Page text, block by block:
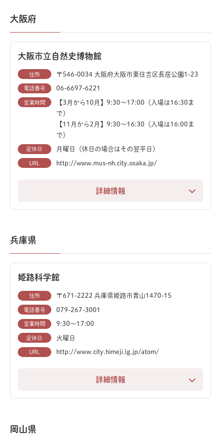
来館者すべてを圧倒します。
そのほか、アロサウルスやプロトケラトプスの貴重な化
石も展示。学びと遊びが融合した、京都の新しい科学拠
大阪府
大阪市立自然史博物館
住所 〒546-0034 大阪府大阪市東住吉区長居公園1-23
電話番号 06-6697-6221
営業時間
【3月から10月】9:30～17:00（入場は16:30ま
で）
【11月から2月】9:30～16:30（入場は16:00ま
で）
定休日 月曜日（休日の場合はその翌平日）
URL http://www.mus-nh.city.osaka.jp/
詳細情報
大阪のシンボル、長居公園内にある大阪市立自然史博物
も恐竜がテーマになることが多く、何度訪れても新しい
発見があります。
化石、鉱物、生物標本といった貴重な資料が豊富に揃
い、太古の地球から現在の大阪の自然まで、幅広い知識
を得られます。
然を総合的に体感できる、人気のスポットです。
兵庫県
姫路科学館
住所 〒671-2222 兵庫県姫路市青山1470-15
電話番号 079-267-3001
営業時間 9:30〜17:00
定休日 火曜日
URL http://www.city.himeji.lg.jp/atom/
詳細情報
「見る・触る・試す」をテーマにした、体験型展示が充
岡山県